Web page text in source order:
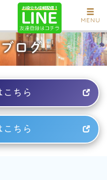
MENU
ログ
こちら
こちら